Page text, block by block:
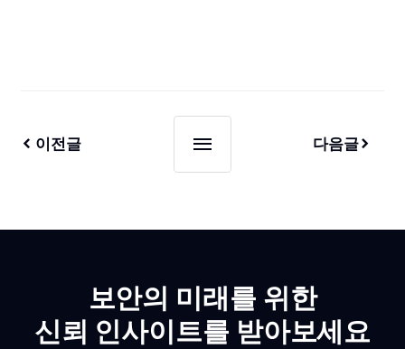
이전글 다음글
보안의 미래를 위한
신뢰 인사이트를 받아보세요